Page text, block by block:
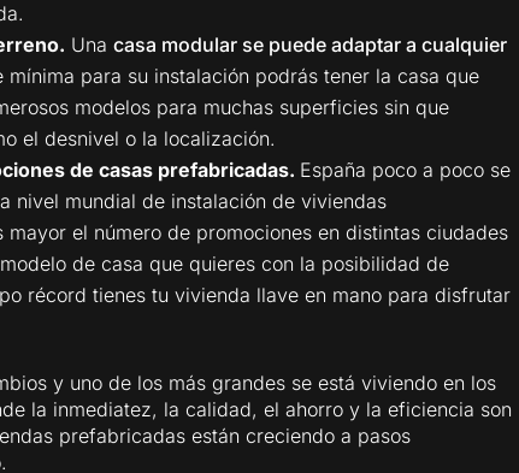
Una casa modular se puede adaptar a cualquier
mínima para su instalación podrás tener la casa que
modelos para muchas superficies sin que
el desnivel o la localización.
de casas prefabricadas. España poco a poco se
nivel mundial de instalación de viviendas
el número de promociones en distintas ciudades
de casa que quieres con la posibilidad de
récord tienes tu vivienda llave en mano para disfrutar
y uno de los más grandes se está viviendo en los
la inmediatez, la calidad, el ahorro y la eficiencia son
prefabricadas están creciendo a pasos